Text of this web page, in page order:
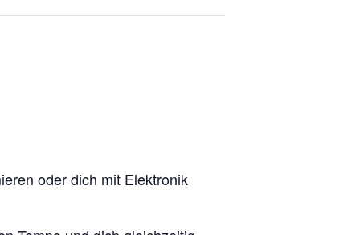
oder dich mit Elektronik